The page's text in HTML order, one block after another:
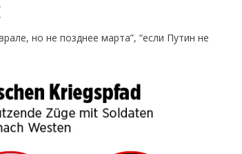
но не позднее марта”, “если Путин не